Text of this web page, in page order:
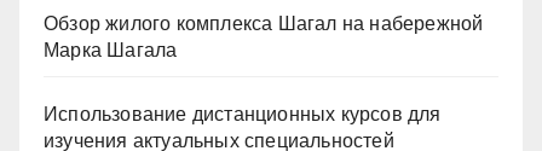
Обзор жилого комплекса Шагал на набережной
Марка Шагала
Использование дистанционных курсов для
изучения актуальных специальностей